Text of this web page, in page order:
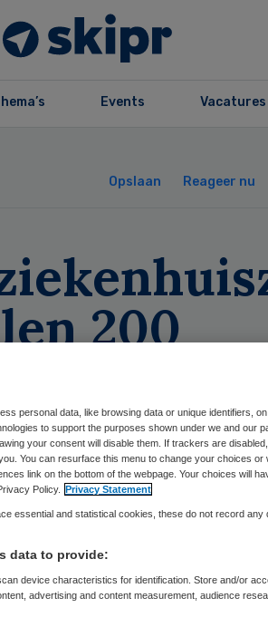
Events Vacatures
Opslaan Reageer nu
200
uit
13 april 2017,14:32 93 keer gelezen
personal data, like browsing data or unique identifiers,
to support the purposes shown under we and our
your consent will disable them. If trackers are
You can resurface this menu to change your choices or
link on the bottom of the webpage. Your choices will
Policy. Privacy Statement
essential and statistical cookies, these do not record any
data to provide:
device characteristics for identification. Store and/or
advertising and content measurement, audience